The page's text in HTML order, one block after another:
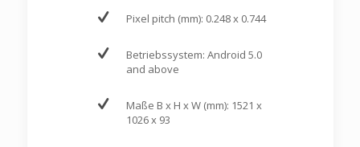
Pixel pitch (mm): 0.248 x 0.744
Betriebssystem: Android 5.0
and above
Maße B x H x W (mm): 1521 x
1026 x 93